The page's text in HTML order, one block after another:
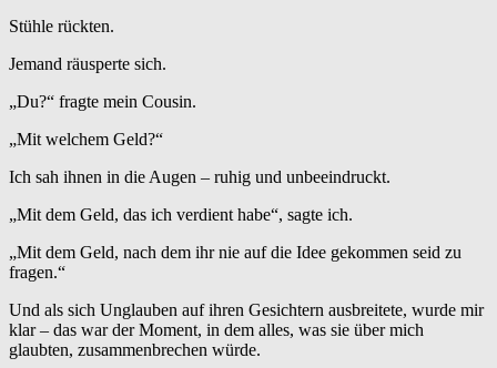
Stühle rückten.
Jemand räusperte sich.
„Du?“ fragte mein Cousin.
„Mit welchem Geld?“
Ich sah ihnen in die Augen – ruhig und unbeeindruckt.
„Mit dem Geld, das ich verdient habe“, sagte ich.
„Mit dem Geld, nach dem ihr nie auf die Idee gekommen seid zu
fragen.“
Und als sich Unglauben auf ihren Gesichtern ausbreitete, wurde mir
klar – das war der Moment, in dem alles, was sie über mich
glaubten, zusammenbrechen würde.